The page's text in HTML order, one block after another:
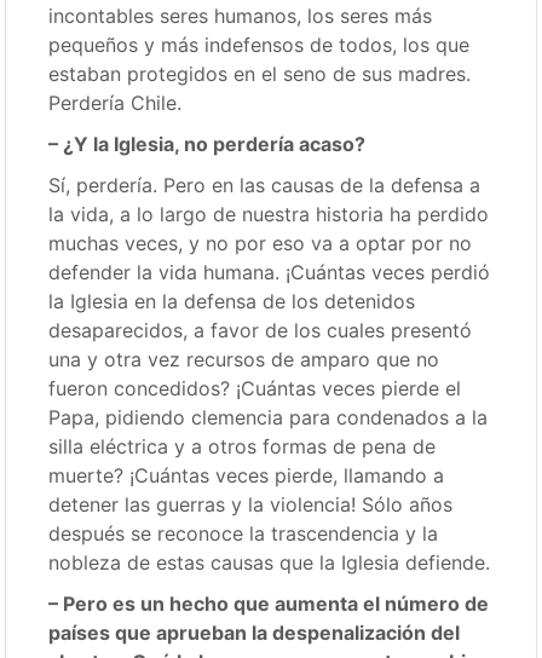
incontables seres humanos, los seres más
pequeños y más indefensos de todos, los que
estaban protegidos en el seno de sus madres.
Perdería Chile.
– ¿Y la Iglesia, no perdería acaso?
Sí, perdería. Pero en las causas de la defensa a
la vida, a lo largo de nuestra historia ha perdido
muchas veces, y no por eso va a optar por no
defender la vida humana. ¡Cuántas veces perdió
la Iglesia en la defensa de los detenidos
desaparecidos, a favor de los cuales presentó
una y otra vez recursos de amparo que no
fueron concedidos? ¡Cuántas veces pierde el
Papa, pidiendo clemencia para condenados a la
silla eléctrica y a otros formas de pena de
muerte? ¡Cuántas veces pierde, llamando a
detener las guerras y la violencia! Sólo años
después se reconoce la trascendencia y la
nobleza de estas causas que la Iglesia defiende.
– Pero es un hecho que aumenta el número de
países que aprueban la despenalización del